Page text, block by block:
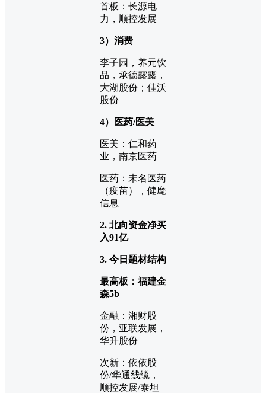
首板：长源电
力，顺控发展
3）消费
李子园，养元饮
品，承德露露，
大湖股份；佳沃
股份
4）医药/医美
医美：仁和药
业，南京医药
医药：未名医药
（疫苗），健麾
信息
2. 北向资金净买
入91亿
3. 今日题材结构
最高板：福建金
森5b
金融：湘财股
份，亚联发展，
华升股份
次新：依依股
份/华通线缆，
顺控发展/泰坦